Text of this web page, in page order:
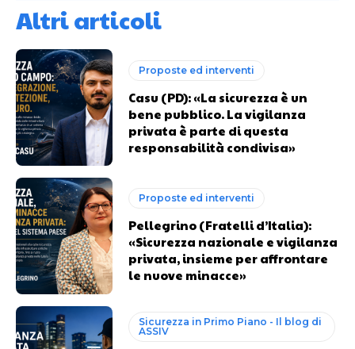
Altri articoli
Proposte ed interventi
Casu (PD): «La sicurezza è un
bene pubblico. La vigilanza
privata è parte di questa
responsabilità condivisa»
Proposte ed interventi
Pellegrino (Fratelli d’Italia):
«Sicurezza nazionale e vigilanza
privata, insieme per affrontare
le nuove minacce»
Sicurezza in Primo Piano - Il blog di
ASSIV